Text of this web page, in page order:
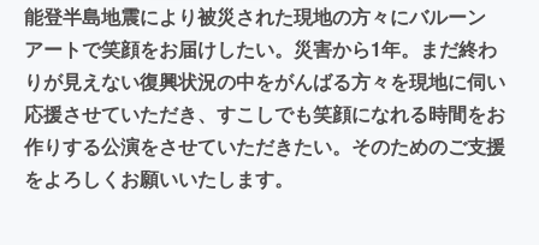
能登半島地震により被災された現地の方々にバルーン
アートで笑顔をお届けしたい。災害から1年。まだ終わ
りが見えない復興状況の中をがんばる方々を現地に伺い
応援させていただき、すこしでも笑顔になれる時間をお
作りする公演をさせていただきたい。そのためのご支援
をよろしくお願いいたします。